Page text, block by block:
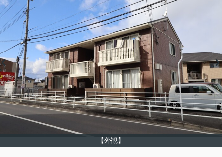
【外観】